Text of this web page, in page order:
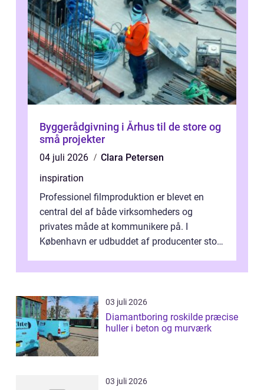
Byggerådgivning i Århus til de store og
små projekter
04 juli 2026
Clara Petersen
inspiration
Professionel filmproduktion er blevet en
central del af både virksomheders og
privates måde at kommunikere på. I
København er udbuddet af producenter stort,
inti...
03 juli 2026
Diamantboring roskilde præcise
huller i beton og murværk
03 juli 2026